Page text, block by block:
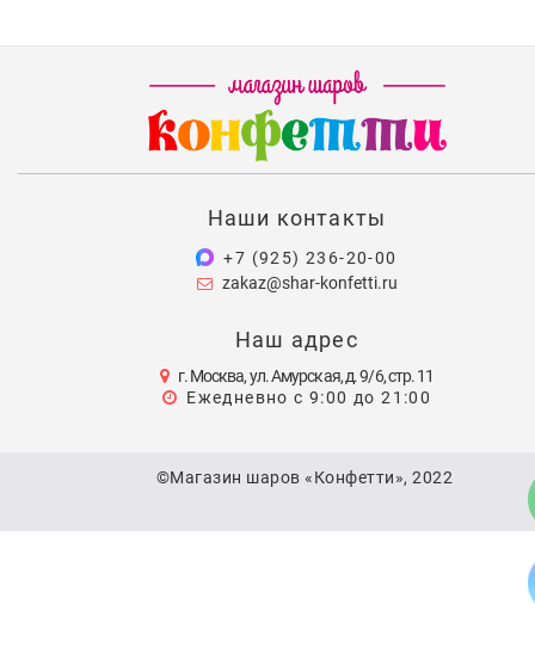
Наши контакты
+7 (925) 236-20-00
zakaz@shar-konfetti.ru
Наш адрес
г. Москва, ул. Амурская, д. 9/6, стр. 11
Ежедневно с 9:00 до 21:00
©Магазин шаров «Конфетти», 2022